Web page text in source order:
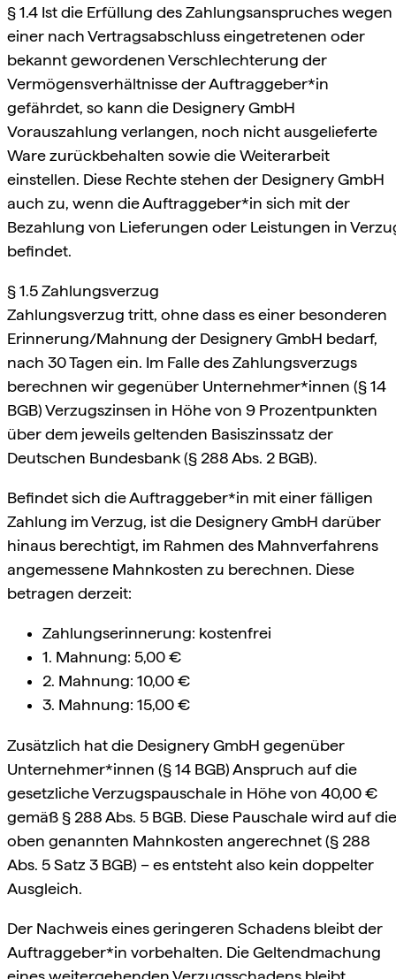
§ 1.4 Ist die Erfüllung des Zahlungsanspruches wegen
einer nach Vertragsabschluss eingetretenen oder
bekannt gewordenen Verschlechterung der
Vermögensverhältnisse der Auftraggeber*in
gefährdet, so kann die Designery GmbH
Vorauszahlung verlangen, noch nicht ausgelieferte
Ware zurückbehalten sowie die Weiterarbeit
einstellen. Diese Rechte stehen der Designery GmbH
auch zu, wenn die Auftraggeber*in sich mit der
Bezahlung von Lieferungen oder Leistungen in
befindet.
§ 1.5 Zahlungsverzug
Zahlungsverzug tritt, ohne dass es einer besonderen
Erinnerung/Mahnung der Designery GmbH bedarf,
nach 30 Tagen ein. Im Falle des Zahlungsverzugs
berechnen wir gegenüber Unternehmer*innen (§ 14
BGB) Verzugszinsen in Höhe von 9 Prozentpunkten
über dem jeweils geltenden Basiszinssatz der
Deutschen Bundesbank (§ 288 Abs. 2 BGB).
Befindet sich die Auftraggeber*in mit einer fälligen
Zahlung im Verzug, ist die Designery GmbH darüber
hinaus berechtigt, im Rahmen des Mahnverfahrens
angemessene Mahnkosten zu berechnen. Diese
betragen derzeit:
Zahlungserinnerung: kostenfrei
1. Mahnung: 5,00 €
2. Mahnung: 10,00 €
3. Mahnung: 15,00 €
Zusätzlich hat die Designery GmbH gegenüber
Unternehmer*innen (§ 14 BGB) Anspruch auf die
gesetzliche Verzugspauschale in Höhe von 40,00 €
gemäß § 288 Abs. 5 BGB. Diese Pauschale wird auf die
oben genannten Mahnkosten angerechnet (§ 288
Abs. 5 Satz 3 BGB) – es entsteht also kein doppelter
Ausgleich.
Der Nachweis eines geringeren Schadens bleibt der
Auftraggeber*in vorbehalten. Die Geltendmachung
eines weitergehenden Verzugsschadens bleibt